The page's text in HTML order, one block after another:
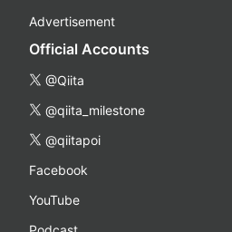
Advertisement
Official Accounts
@Qiita
@qiita_milestone
@qiitapoi
Facebook
YouTube